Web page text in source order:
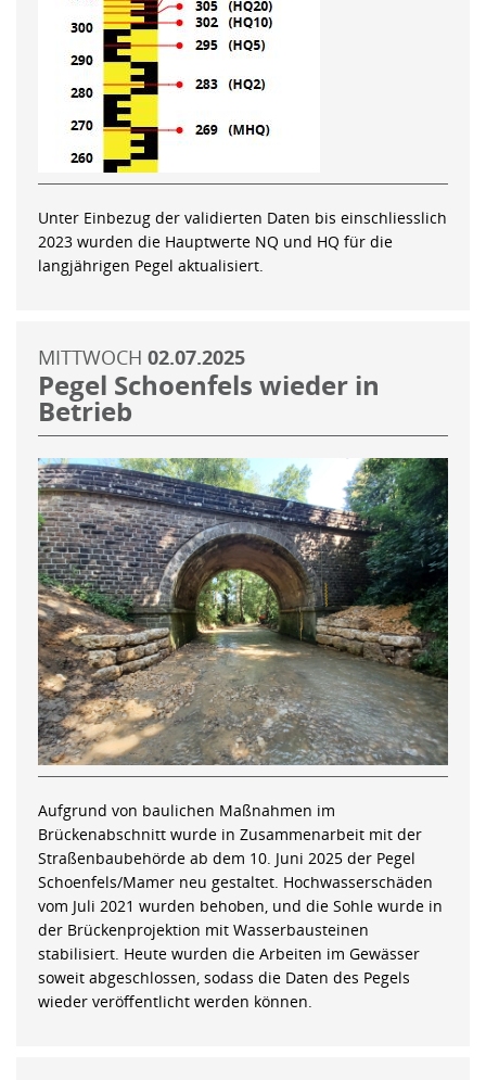
Unter Einbezug der validierten Daten bis einschliesslich
2023 wurden die Hauptwerte NQ und HQ für die
langjährigen Pegel aktualisiert.
MITTWOCH 02.07.2025
Pegel Schoenfels wieder in
Betrieb
Aufgrund von baulichen Maßnahmen im
Brückenabschnitt wurde in Zusammenarbeit mit der
Straßenbaubehörde ab dem 10. Juni 2025 der Pegel
Schoenfels/Mamer neu gestaltet. Hochwasserschäden
vom Juli 2021 wurden behoben, und die Sohle wurde in
der Brückenprojektion mit Wasserbausteinen
stabilisiert. Heute wurden die Arbeiten im Gewässer
soweit abgeschlossen, sodass die Daten des Pegels
wieder veröffentlicht werden können.